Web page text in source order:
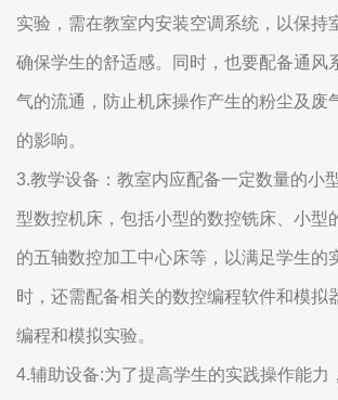
实验，需在教室内安装空调系统，以保持
确保学生的舒适感。同时，也要配备通风
气的流通，防止机床操作产生的粉尘及废
的影响。
3.教学设备：教室内应配备一定数量的小
型数控机床，包括小型的数控铣床、小型
的五轴数控加工中心床等，以满足学生的
时，还需配备相关的数控编程软件和模拟
编程和模拟实验。
4.辅助设备:为了提高学生的实践操作能力